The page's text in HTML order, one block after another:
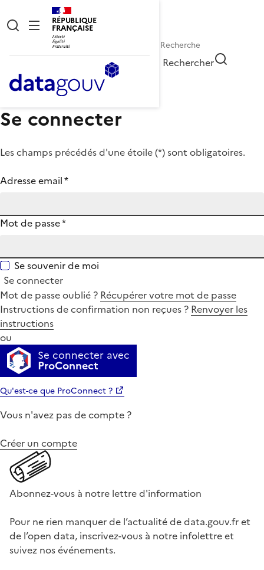
RÉPUBLIQUE
FRANÇAISE
Rechercher
Se connecter
Les champs précédés d'une étoile (*) sont obligatoires.
Adresse email*
Mot de passe*
Se souvenir de moi
Se connecter
Mot de passe oublié ? Récupérer votre mot de passe
Instructions de confirmation non reçues ? Renvoyer les
instructions
ou
Se connecter avec
ProConnect
Qu'est-ce que ProConnect ?
Vous n'avez pas de compte ?
Créer un compte
Abonnez-vous à notre lettre d'information
Pour ne rien manquer de l’actualité de data.gouv.fr et
de l’open data, inscrivez-vous à notre infolettre et
suivez nos événements.